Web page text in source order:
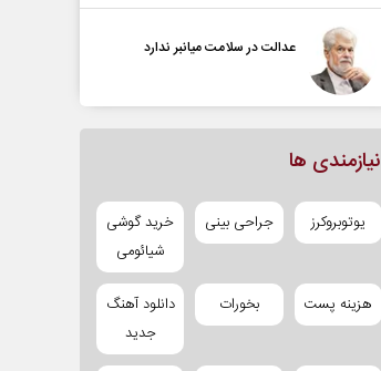
عدالت در سلامت میانبر ندارد
نیازمندی ها
یوتوبروکرز جراحی بینی
خرید گوشی
شیائومی
هزینه پست بخورات
دانلود آهنگ
جدید